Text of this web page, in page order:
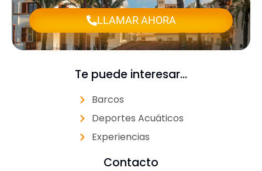
LLAMAR AHORA
Te puede interesar...
Barcos
Deportes Acuáticos
Experiencias
Contacto